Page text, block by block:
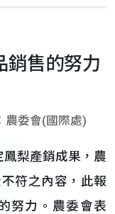
銷售的努力
農委會(國際處)
梨產銷成果，農
符之內容，此報
努力。農委會表